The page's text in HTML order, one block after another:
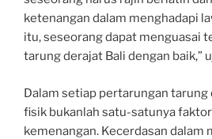
ketenangan dalam menghadapi
itu, seseorang dapat menguasai
tarung derajat Bali dengan baik,”
Dalam setiap pertarungan tarung
fisik bukanlah satu-satunya
kemenangan. Kecerdasan dalam